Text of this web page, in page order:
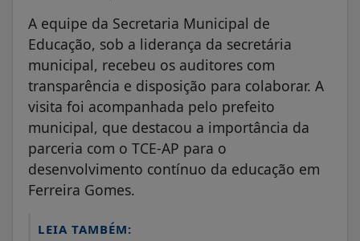
A equipe da Secretaria Municipal de
Educação, sob a liderança da secretária
municipal, recebeu os auditores com
transparência e disposição para colaborar. A
visita foi acompanhada pelo prefeito
municipal, que destacou a importância da
parceria com o TCE-AP para o
desenvolvimento contínuo da educação em
Ferreira Gomes.
LEIA TAMBÉM: